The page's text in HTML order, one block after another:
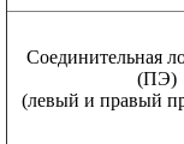
Соединительная
(ПЭ)
(левый и правый